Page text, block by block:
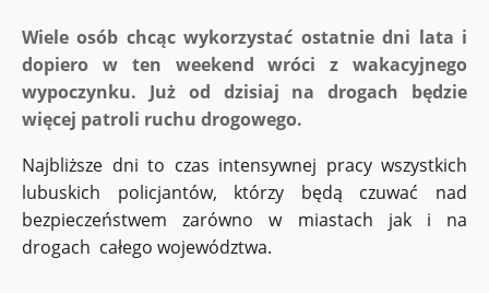
Wiele osób chcąc wykorzystać ostatnie dni lata i
dopiero w ten weekend wróci z wakacyjnego
wypoczynku. Już od dzisiaj na drogach będzie
więcej patroli ruchu drogowego.
Najbliższe dni to czas intensywnej pracy wszystkich
lubuskich policjantów, którzy będą czuwać nad
bezpieczeństwem zarówno w miastach jak i na
drogach całego województwa.